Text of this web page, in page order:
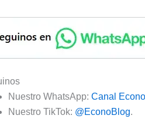
Nuestro WhatsApp: Canal
Nuestro TikTok: @EconoBlog.